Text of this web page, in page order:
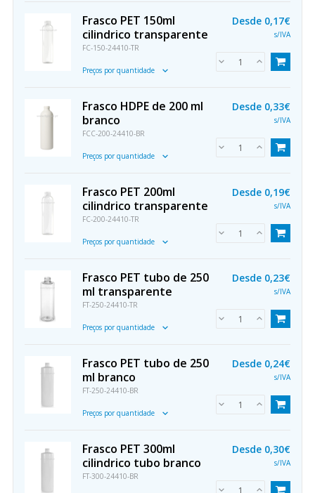
Frasco PET 150ml
cilindrico transparente
FC-150-24410-TR
Preços por quantidade
Desde 0,17€
s/IVA
Frasco HDPE de 200 ml
branco
FCC-200-24410-BR
Preços por quantidade
Desde 0,33€
s/IVA
Frasco PET 200ml
cilindrico transparente
FC-200-24410-TR
Preços por quantidade
Desde 0,19€
s/IVA
Frasco PET tubo de 250
ml transparente
FT-250-24410-TR
Preços por quantidade
Desde 0,23€
s/IVA
Frasco PET tubo de 250
ml branco
FT-250-24410-BR
Preços por quantidade
Desde 0,24€
s/IVA
Frasco PET 300ml
cilindrico tubo branco
FT-300-24410-BR
Desde 0,30€
s/IVA